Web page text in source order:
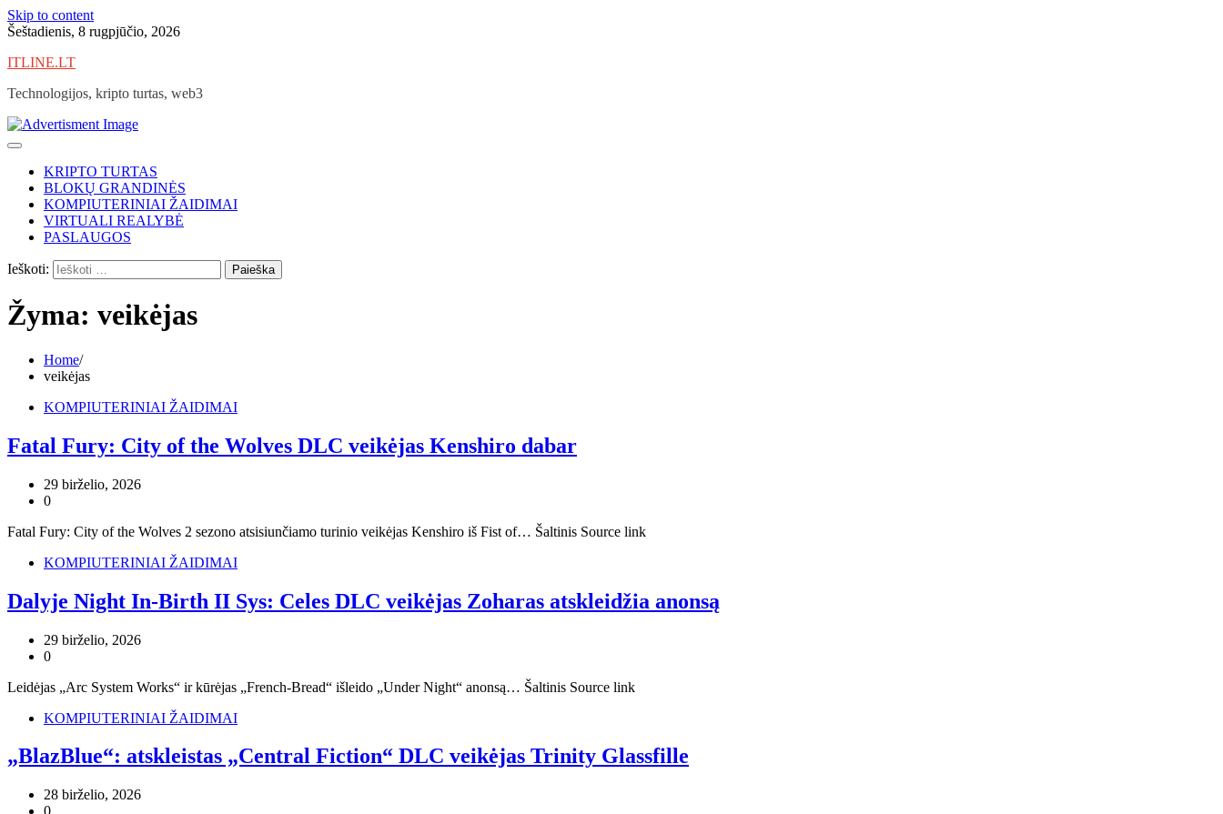
Skip to content
Šeštadienis, 8 rugpjūčio, 2026
ITLINE.LT
Technologijos, kripto turtas, web3
KRIPTO TURTAS
BLOKŲ GRANDINĖS
KOMPIUTERINIAI ŽAIDIMAI
VIRTUALI REALYBĖ
PASLAUGOS
Ieškoti:
Žyma: veikėjas
Home
veikėjas
KOMPIUTERINIAI ŽAIDIMAI
Fatal Fury: City of the Wolves DLC veikėjas Kenshiro dabar
29 birželio, 2026
0
Fatal Fury: City of the Wolves 2 sezono atsisiunčiamo turinio veikėjas Kenshiro iš Fist of… Šaltinis Source link
KOMPIUTERINIAI ŽAIDIMAI
Dalyje Night In-Birth II Sys: Celes DLC veikėjas Zoharas atskleidžia anonsą
29 birželio, 2026
0
Leidėjas „Arc System Works“ ir kūrėjas „French-Bread“ išleido „Under Night“ anonsą… Šaltinis Source link
KOMPIUTERINIAI ŽAIDIMAI
„BlazBlue“: atskleistas „Central Fiction“ DLC veikėjas Trinity Glassfille
28 birželio, 2026